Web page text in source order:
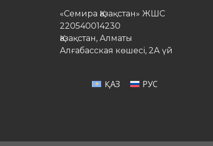
«Семира Қазақстан» ЖШС
220540014230
Қазақстан, Алматы
Алғабасская көшесі, 2А үй
ҚАЗ РУС